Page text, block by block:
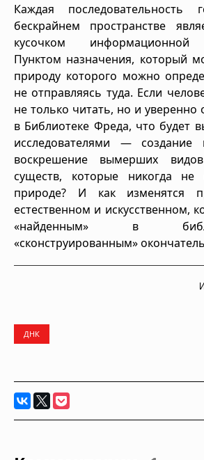
Каждая
бескрайнем пространстве
кусочком информационной
Пунктом назначения, который
природу которого можно
не отправляясь туда. Если
не только читать, но и уверенно
в Библиотеке Фреда, что будет
исследователями — создание
воскрешение вымерших
существ, которые никогда не
природе? И как изменятся
естественном и искусственном,
«найденным» в
«сконструированным»
ДНК